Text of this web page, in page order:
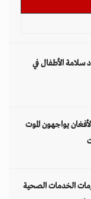
سلامة الأطفال في
يواجهون الموت
الخدمات الصحية